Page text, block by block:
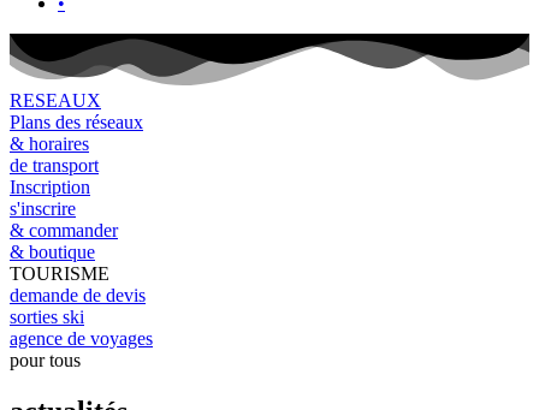
RESEAUX
Plans des réseaux
& horaires
de transport
Inscription
s'inscrire
& commander
& boutique
TOURISME
demande de devis
sorties ski
agence de voyages
pour tous